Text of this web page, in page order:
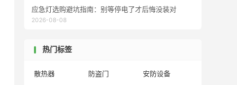
应急灯选购避坑指南：别等停电了才后悔没装对
2026-08-08
热门标签
散热器 防盗门
安防设备